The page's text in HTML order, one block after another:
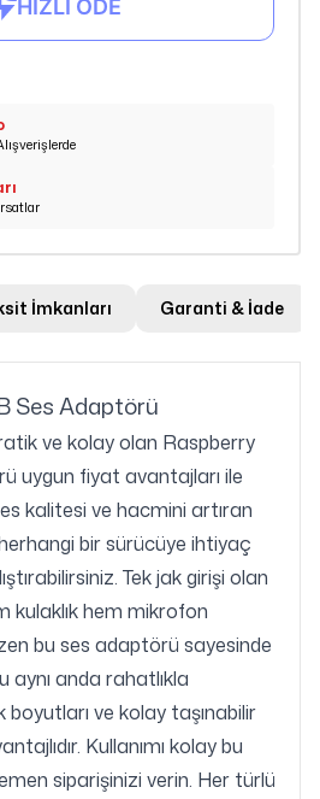
İmkanları Garanti & İade
Ses Adaptörü
ve kolay olan Raspberry
uygun fiyat avantajları ile
kalitesi ve hacmini artıran
bir sürücüye ihtiyaç
Tek jak girişi olan
kulaklık hem mikrofon
bu ses adaptörü sayesinde
aynı anda rahatlıkla
boyutları ve kolay taşınabilir
Kullanımı kolay bu
siparişinizi verin. Her türlü